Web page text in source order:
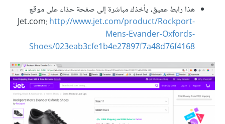
هذا رابط عميق، يأخذك مباشرة إلى صفحة حذاء على موقع
Jet.com:http://www.jet.com/product/Rockport-
Mens-Evander-Oxfords-
Shoes/023eab3cfe1b4e27897f7a48d76f4168